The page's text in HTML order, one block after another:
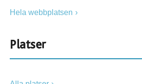
Hela webbplatsen
Platser